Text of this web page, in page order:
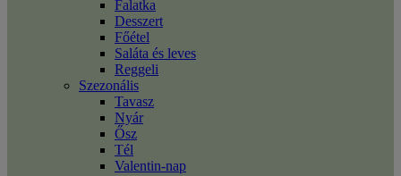
Falatka
Desszert
Főétel
Saláta és leves
Reggeli
Szezonális
Tavasz
Nyár
Ősz
Tél
Valentin-nap